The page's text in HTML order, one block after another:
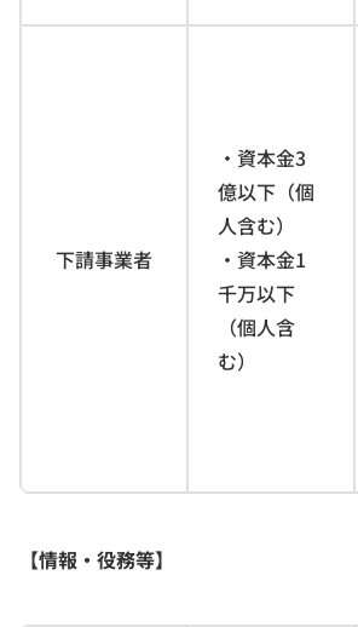
下請事業者
・資本金3
億以下（個
人含む）
・資本金1
千万以下
（個人含
む）
【情報・役務等】